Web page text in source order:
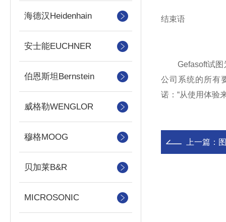
海德汉Heidenhain
安士能EUCHNER
伯恩斯坦Bernstein
威格勒WENGLOR
穆格MOOG
贝加莱B&R
MICROSONIC
结束语
Gefasoft试图为
公司系统的所有
诺：“从使用体验
上一篇：